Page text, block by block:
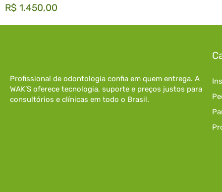
R$ 1.450,00
Profissional de odontologia confia em quem entrega. A
WAK’S oferece tecnologia, suporte e preços justos para
consultórios e clínicas em todo o Brasil.